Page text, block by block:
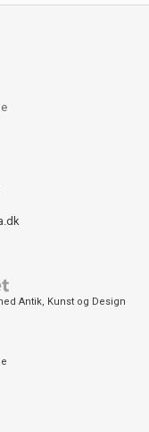
Antik, Kunst og Design